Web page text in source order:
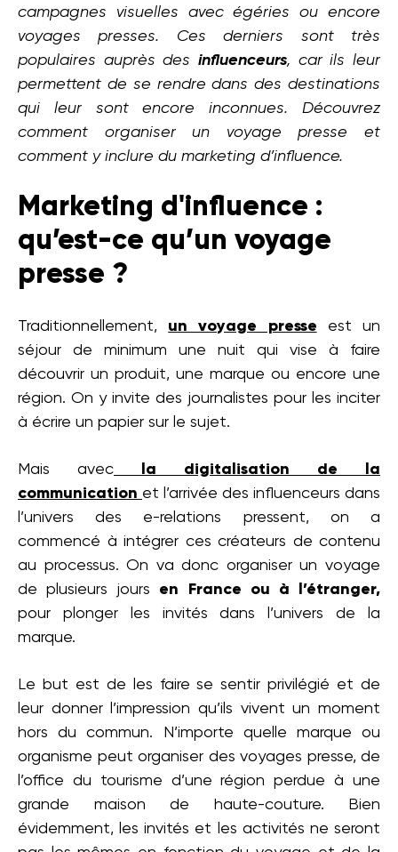
campagnes visuelles avec égéries ou encore
voyages presses. Ces derniers sont très
populaires auprès des influenceurs, car ils leur
permettent de se rendre dans des destinations
qui leur sont encore inconnues. Découvrez
comment organiser un voyage presse et
comment y inclure du marketing d’influence.
Marketing d'influence :
qu’est-ce qu’un voyage
presse ?
Traditionnellement, un voyage presse est un
séjour de minimum une nuit qui vise à faire
découvrir un produit, une marque ou encore une
région. On y invite des journalistes pour les inciter
à écrire un papier sur le sujet.
Mais avec la digitalisation de la
communication et l’arrivée des influenceurs dans
l’univers des e-relations pressent, on a
commencé à intégrer ces créateurs de contenu
au processus. On va donc organiser un voyage
de plusieurs jours en France ou à l’étranger,
pour plonger les invités dans l’univers de la
marque.
Le but est de les faire se sentir privilégié et de
leur donner l’impression qu’ils vivent un moment
hors du commun. N’importe quelle marque ou
organisme peut organiser des voyages presse, de
l’office du tourisme d’une région perdue à une
grande maison de haute-couture. Bien
évidemment, les invités et les activités ne seront